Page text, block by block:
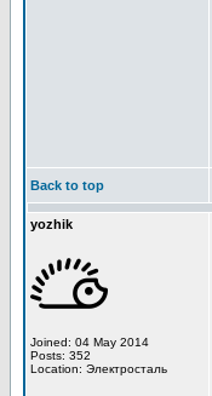
Back to top
yozhik
Joined: 04 May 2014
Posts: 352
Location: Электросталь